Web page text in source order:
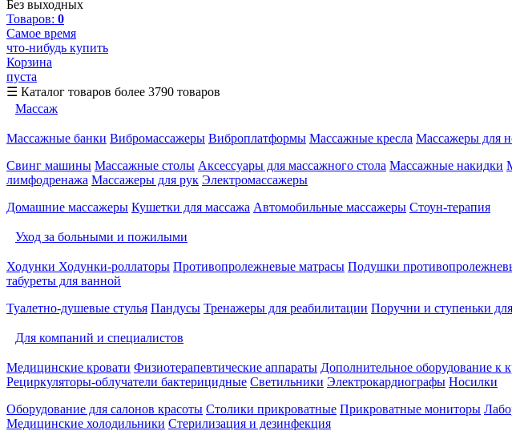
Без выходных
Товаров: 0
Самое время
что-нибудь купить
Корзина
пуста
☰ Каталог товаров более 3790 товаров
Массаж
Массажные банки Вибромассажеры Виброплатформы Массажные кресла Массажеры для
Свинг машины Массажные столы Аксессуары для массажного стола Массажные накидки
лимфодренажа Массажеры для рук Электромассажеры
Домашние массажеры Кушетки для массажа Автомобильные массажеры Стоун-терапия
Уход за больными и пожилыми
Ходунки Ходунки-роллаторы Противопролежневые матрасы Подушки
табуреты для ванной
Туалетно-душевые стулья Пандусы Тренажеры для реабилитации Поручни и ступеньки
Для компаний и специалистов
Медицинские кровати Физиотерапевтические аппараты Дополнительное оборудование к
Рециркуляторы-облучатели бактерицидные Светильники Электрокардиографы Носилки
Оборудование для салонов красоты Столики прикроватные Прикроватные мониторы
Медицинские холодильники Стерилизация и дезинфекция